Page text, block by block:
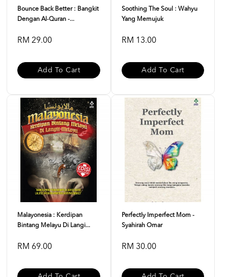
Bounce Back Better : Bangkit
Dengan Al-Quran -...
RM 29.00
Add To Cart
Soothing The Soul : Wahyu
Yang Memujuk
RM 13.00
Add To Cart
Malayonesia : Kerdipan
Bintang Melayu Di Langi...
RM 69.00
Perfectly Imperfect Mom -
Syahirah Omar
RM 30.00